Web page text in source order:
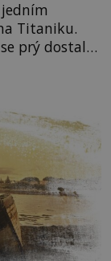
Titaniku.
prý dostal
život.